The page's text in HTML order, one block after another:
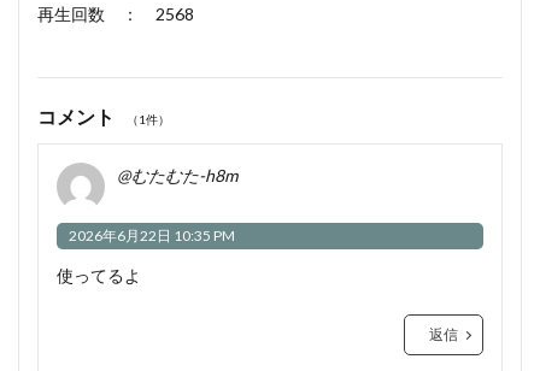
再生回数 ： 2568
コメント （1件）
@むたむた-h8m
2026年6月22日 10:35 PM
使ってるよ
返信